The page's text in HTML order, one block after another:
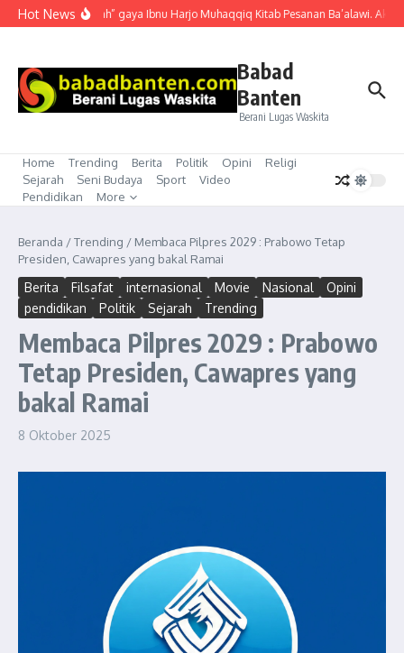
Lewati ke konten
Hot News“Mubahalah” gaya Ibnu Harjo Muhaqqiq Kitab Pesanan Ba’alawi.
Babad
Banten
Berani Lugas Waskita
Home Trending Berita Politik Opini
Religi
Sejarah
Seni Budaya Sport
Video
Pendidikan
More
Beranda /Trending / Membaca Pilpres 2029 : Prabowo Tetap
Presiden, Cawapres yang bakal Ramai
Berita Filsafat internasional Movie Nasional
Opini
pendidikan
Politik Sejarah Trending
Membaca Pilpres 2029 : Prabowo
Tetap Presiden, Cawapres yang
bakal Ramai
8 Oktober 2025